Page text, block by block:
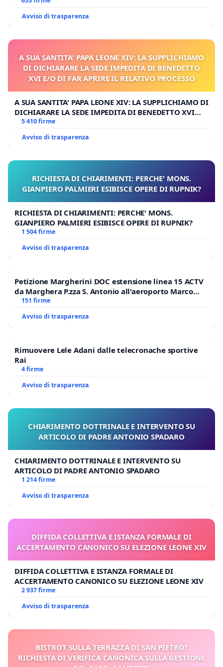
Avviso di trasparenza
A SUA SANTITA' PAPA LEONE XIV: LA SUPPLICHIAMO
DI DICHIARARE LA SEDE IMPEDITA DI BENEDETTO
XVI E/O DI FAR APRIRE IL RELATIVO PROCESSO
A SUA SANTITA' PAPA LEONE XIV: LA SUPPLICHIAMO DI
DICHIARARE LA SEDE IMPEDITA DI BENEDETTO XVI
E/O DI FAR APRIRE IL RELATIVO PROCESSO
5 410 firme
Avviso di trasparenza
RICHIESTA DI CHIARIMENTI: PERCHE' MONS.
GIANPIERO PALMIERI ESIBISCE OPERE DI RUPNIK?
RICHIESTA DI CHIARIMENTI: PERCHE' MONS.
GIANPIERO PALMIERI ESIBISCE OPERE DI RUPNIK?
1 504 firme
Avviso di trasparenza
Petizione Margherini DOC estensione linea 15 ACTV
da Marghera P.zza S. Antonio all'aeroporto Marco
Polo tariffa a € 1,50
151 firme
Avviso di trasparenza
Rimuovere Lele Adani dalle telecronache sportive
Rai
4 firme
Avviso di trasparenza
CHIARIMENTO DOTTRINALE E INTERVENTO SU
ARTICOLO DI PADRE ANTONIO SPADARO
CHIARIMENTO DOTTRINALE E INTERVENTO SU
ARTICOLO DI PADRE ANTONIO SPADARO
1 214 firme
Avviso di trasparenza
DIFFIDA COLLETTIVA E ISTANZA FORMALE DI
ACCERTAMENTO CANONICO SU ELEZIONE LEONE XIV
DIFFIDA COLLETTIVA E ISTANZA FORMALE DI
ACCERTAMENTO CANONICO SU ELEZIONE LEONE XIV
2 937 firme
Avviso di trasparenza
BISTROT SULLA TERRAZZA DI SAN PIETRO?
RICHIESTA DI VERIFICA CANONICA SULLA GESTIONE